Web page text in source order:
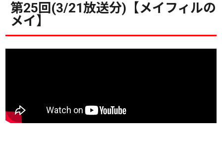
第25回(3/21放送分)【メイフィルの
メイ】